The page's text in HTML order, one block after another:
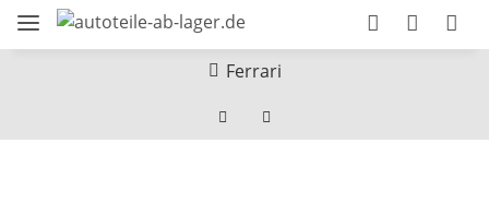
Ferrari